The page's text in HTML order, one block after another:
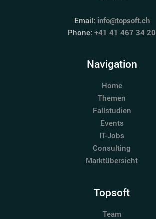
Email: info@topsoft.ch
Phone: +41 41 467 34 20
Navigation
Home
Themen
Fallstudien
Events
IT-Jobs
Consulting
Marktübersicht
Topsoft
Team